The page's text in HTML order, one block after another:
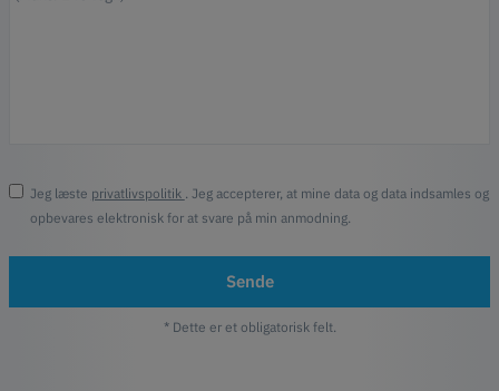
Jeg læste privatlivspolitik
. Jeg accepterer, at mine data og data indsamles og
opbevares elektronisk for at svare på min anmodning.
Sende
* Dette er et obligatorisk felt.